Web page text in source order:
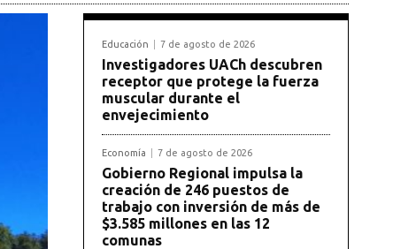
Educación 7 de agosto de 2026
Investigadores UACh descubren
receptor que protege la fuerza
muscular durante el
envejecimiento
Economía 7 de agosto de 2026
Gobierno Regional impulsa la
creación de 246 puestos de
trabajo con inversión de más de
$3.585 millones en las 12
comunas